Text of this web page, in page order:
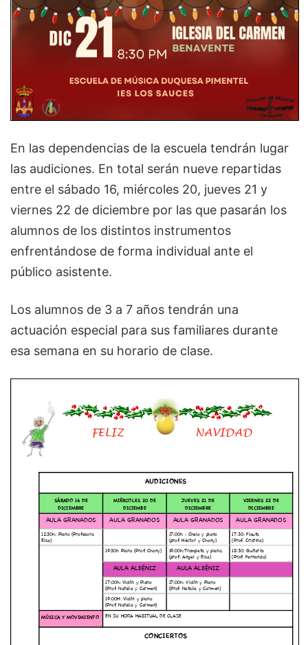
En las dependencias de la escuela tendrán lugar
las audiciones. En total serán nueve repartidas
entre el sábado 16, miércoles 20, jueves 21 y
viernes 22 de diciembre por las que pasarán los
alumnos de los distintos instrumentos
enfrentándose de forma individual ante el
público asistente.
Los alumnos de 3 a 7 años tendrán una
actuación especial para sus familiares durante
esa semana en su horario de clase.